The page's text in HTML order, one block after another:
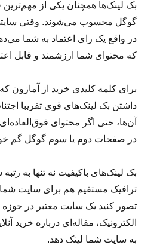
بک لینک‌ها همچنان یکی از مهم‌ترین
گوگل محسوب می‌شوند. وقتی
در واقع یک رای اعتماد به شما
که محتوای شما ارزشمند و قابل
برای کلمه کلیدی خرید از آمازون که
داشتن بک لینک‌های قوی تقریبا
آن‌ها، حتی اگر محتوای فوق‌العاده‌ای
در صفحات دوم یا سوم گوگل گم
بک لینک‌های باکیفیت نه تنها به
ترافیک مستقیم هم برای سایت شما
تصور کنید یک سایت معتبر در حوزه
الکترونیک، مقاله‌ای درباره خرید
به سایت شما لینک دهد.